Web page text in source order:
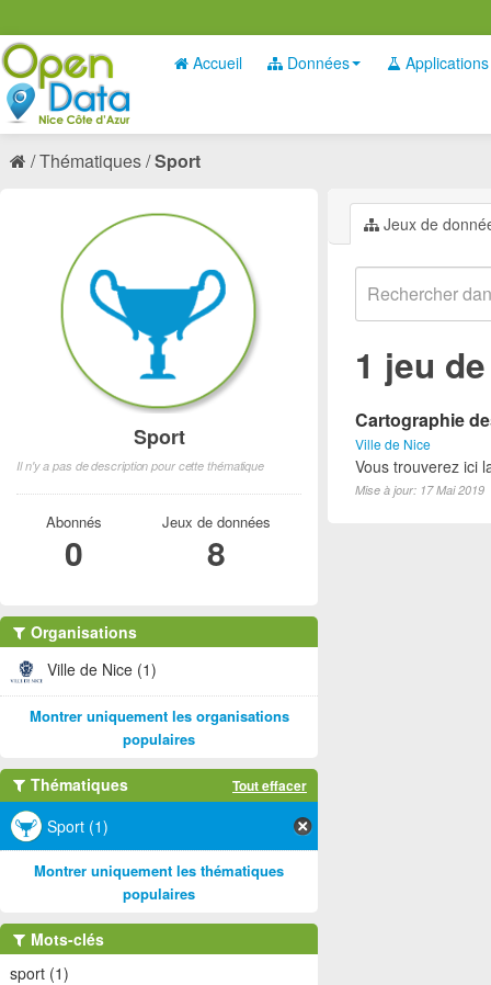
Accueil Données Applications
Thématiques Sport
Jeux de
1 jeu
Cartographie
Ville de Nice
Vous trouverez ici
Mise à jour: 17 Mai 2019
Sport
Il n'y a pas de description pour cette thématique
Abonnés
0
Jeux de données
8
Organisations
Ville de Nice (1)
Montrer uniquement les organisations
populaires
Thématiques Tout effacer
Sport (1)
Montrer uniquement les thématiques
populaires
Mots-clés
sport (1)